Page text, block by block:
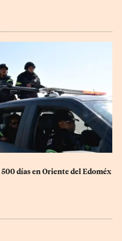
días en Oriente del Edoméx